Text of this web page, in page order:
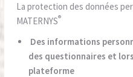
La protection des données
MATERNYS®
Des informations
des questionnaires et
plateforme